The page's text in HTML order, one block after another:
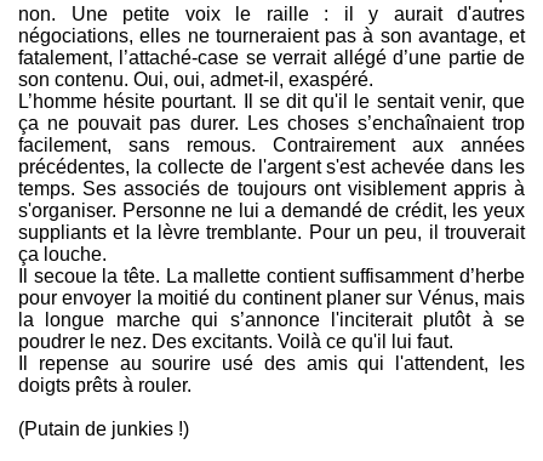
non. Une petite voix le raille : il y aurait d'autres
négociations, elles ne tourneraient pas à son avantage, et
fatalement, l’attaché-case se verrait allégé d’une partie de
son contenu. Oui, oui, admet-il, exaspéré.
L’homme hésite pourtant. Il se dit qu'il le sentait venir, que
ça ne pouvait pas durer. Les choses s’enchaînaient trop
facilement, sans remous. Contrairement aux années
précédentes, la collecte de l'argent s'est achevée dans les
temps. Ses associés de toujours ont visiblement appris à
s'organiser. Personne ne lui a demandé de crédit, les yeux
suppliants et la lèvre tremblante. Pour un peu, il trouverait
ça louche.
Il secoue la tête. La mallette contient suffisamment d’herbe
pour envoyer la moitié du continent planer sur Vénus, mais
la longue marche qui s’annonce l'inciterait plutôt à se
poudrer le nez. Des excitants. Voilà ce qu'il lui faut.
Il repense au sourire usé des amis qui l'attendent, les
doigts prêts à rouler.
(Putain de junkies !)